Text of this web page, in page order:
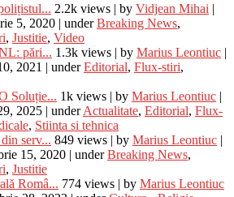
2.2k views | by Vidjean Mihai |
5, 2020 | underBreaking News,
, Justitie, Video
pări... 1.3k views | by Marius Leontiuc |
2021 | underEditorial, Flux-stiri,
Soluție... 1k views | by Marius Leontiuc |
2025 | underActualitate, Editorial, Flux-
, Stiinta si tehnica
serv... 849 views | by Marius Leontiuc |
15, 2020 | underBreaking News,
, Justitie
Româ... 774 views | by Marius Leontiuc